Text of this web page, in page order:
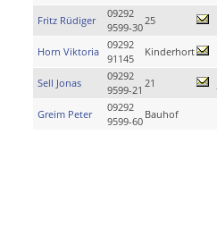
Fritz Rüdiger
09292
9599-30
25
Horn Viktoria
09292
91145
Kinderhort
Sell Jonas
09292
9599-21
21
Greim Peter
09292
9599-60
Bauhof